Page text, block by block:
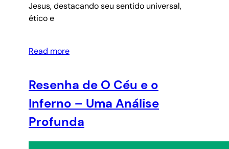
Jesus, destacando seu sentido universal,
ético e
Read more
Resenha de O Céu e o
Inferno – Uma Análise
Profunda